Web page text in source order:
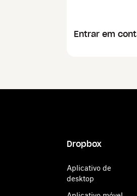
Entrar em
Dropbox
Aplicativo de
desktop